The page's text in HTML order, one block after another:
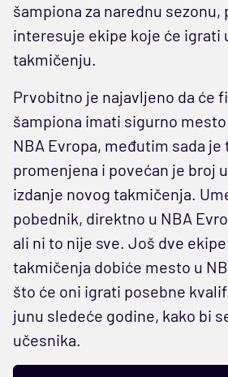
šampiona za narednu sezonu,
interesuje ekipe koje će igrati
takmičenju.
Prvobitno je najavljeno da će
šampiona imati sigurno
NBA Evropa, međutim sada je
promenjena i povećan je broj
izdanje novog takmičenja.
pobednik, direktno u NBA
ali ni to nije sve. Još dve
takmičenja dobiće mesto u
što će oni igrati posebne
junu sledeće godine, kako bi
učesnika.